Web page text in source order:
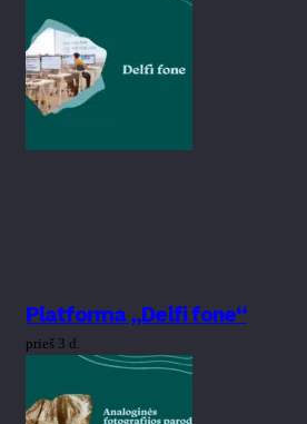
Platforma „Delfi fone“
prieš 3 d.